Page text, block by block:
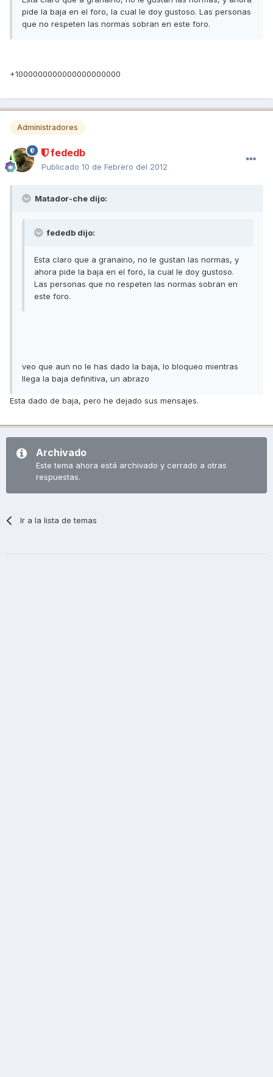
pide la baja en el foro, la cual le doy gustoso. Las personas
que no respeten las normas sobran en este foro.
+1000000000000000000000
Administradores
fededb
Publicado 10 de Febrero del 2012
Matador-che dijo:
fededb dijo:
Esta claro que a granaino, no le gustan las normas, y
ahora pide la baja en el foro, la cual le doy gustoso.
Las personas que no respeten las normas sobran en
este foro.
veo que aun no le has dado la baja, lo bloqueo mientras
llega la baja definitiva, un abrazo
Esta dado de baja, pero he dejado sus mensajes.
Archivado
Este tema ahora está archivado y cerrado a otras
respuestas.
Ir a la lista de temas